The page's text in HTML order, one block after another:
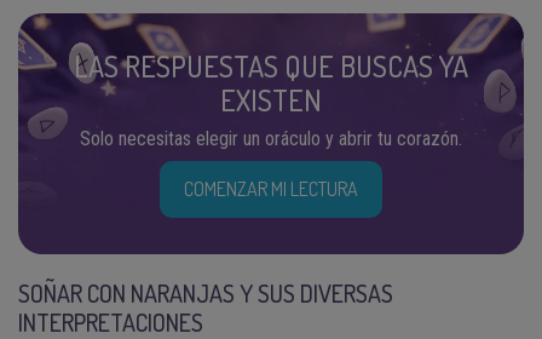
LAS RESPUESTAS QUE BUSCAS YA
EXISTEN
Solo necesitas elegir un oráculo y abrir tu corazón.
COMENZAR MI LECTURA
SOÑAR CON NARANJAS Y SUS DIVERSAS
INTERPRETACIONES